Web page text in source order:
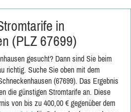
in
(PLZ 67699)
gesucht? Dann sind Sie beim
richtig. Suche Sie oben mit dem
(67699). Das Ergebnis
die günstigen Stromtarife an. Diese
von bis zu 400,00 € gegenüber dem